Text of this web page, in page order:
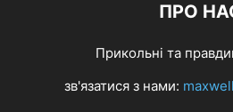
ПРО
Прикольні та
зв'язатися з нами: